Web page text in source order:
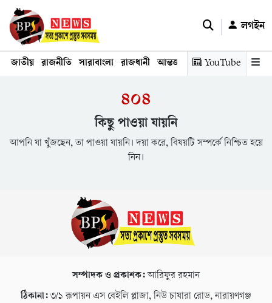
লগইন
জাতীয় রাজনীতি সারাবাংলা রাজধানী আন্তর্জাতিক অর্থনীতি তথ্য
YouTube
৪০৪
কিছু পাওয়া যায়নি
আপনি যা খুঁজছেন, তা পাওয়া যায়নি। দয়া করে, বিষয়টি সম্পর্কে নিশ্চিত হয়ে
নিন।
সম্পাদক ও প্রকাশক:আরিফুর রহমান
ঠিকানা: ৩/১ রূপায়ন এস বেইলি প্লাজা, নিউ চাষারা রোড, নারায়ণগঞ্জ